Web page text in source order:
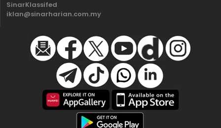
SinarKlassifed
iklan@sinarharian.com.my